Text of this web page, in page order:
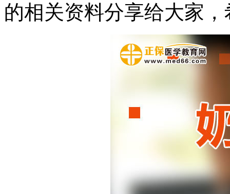
的相关资料分享给大家